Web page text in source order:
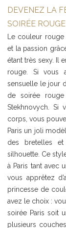
DEVENEZ LA
SOIRÉE ROUGE
Le couleur rouge
et la passion
étant très sexy. Il
rouge. Si vous
sensuelle le jour
de soirée
Stekhnovych. Si
corps, vous
Paris un joli
des bretelles
silhouette. Ce
à Paris tant avec
vous apprêtez
princesse de
avez le choix :
soirée Paris soit
plusieurs